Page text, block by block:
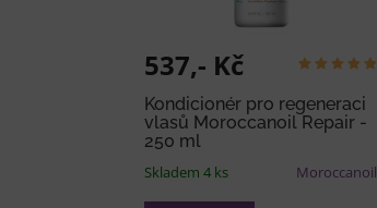
537,- Kč
Kondicionér pro regeneraci
vlasů Moroccanoil Repair -
250 ml
Moroccanoil
Skladem 4 ks